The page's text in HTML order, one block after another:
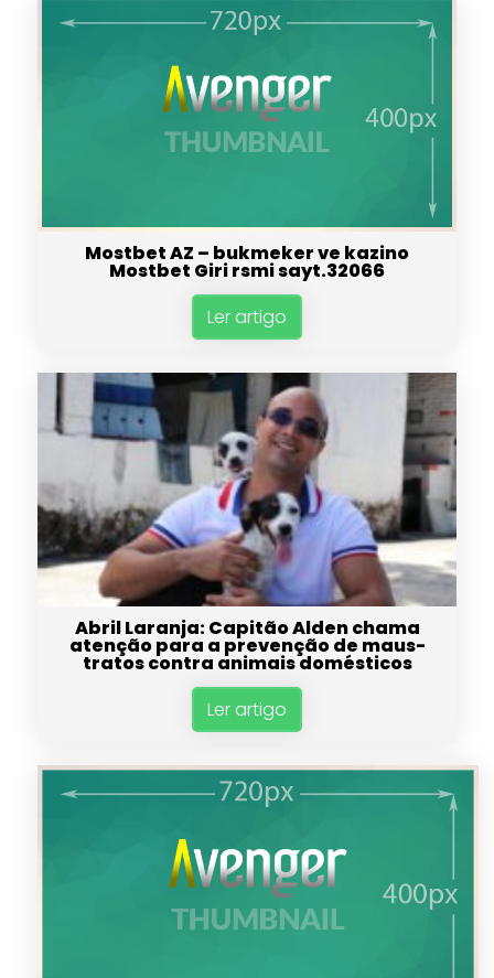
Mostbet AZ – bukmeker ve kazino
Mostbet Giri rsmi sayt.32066
Ler artigo
Abril Laranja: Capitão Alden chama
atenção para a prevenção de maus-
tratos contra animais domésticos
Ler artigo